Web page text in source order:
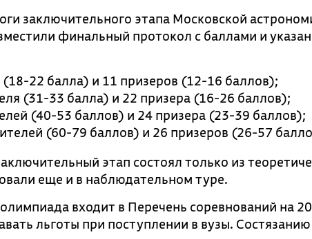
заключительного этапа Московской
финальный протокол с баллами и
(18-22 балла) и 11 призеров (12-16 баллов);
(31-33 балла) и 22 призера (16-26 баллов);
(40-53 баллов) и 24 призера (23-39 баллов);
(60-79 баллов) и 26 призеров (26-57
этап состоял только из
еще и в наблюдательном туре.
входит в Перечень соревнований на
льготы при поступлении в вузы.